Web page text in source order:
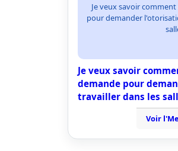
Je veux savoir
pour demander
Je veux savoir
demande pour
travailler dans les
Voir